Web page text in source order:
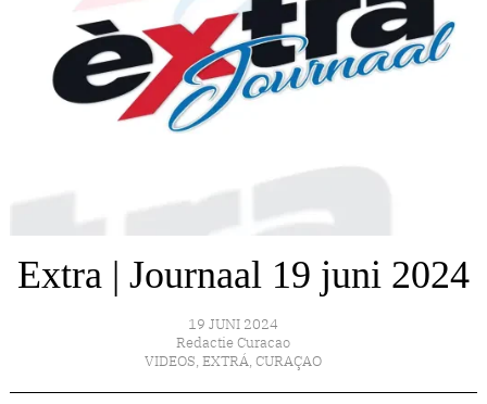
Extra | Journaal 19 juni 2024
19 JUNI 2024
Redactie Curacao
VIDEOS, EXTRÁ, CURAÇAO